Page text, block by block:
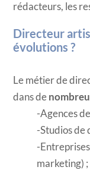
rédacteurs, les
Directeur
évolutions ?
Le métier de
dans de
Agences
Studios de
marketing) ;